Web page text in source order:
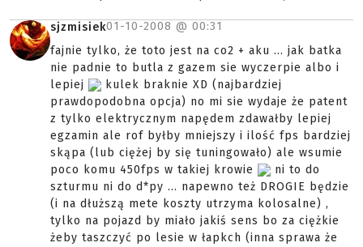
sjzmisiek01-10-2008 @ 00:31
fajnie tylko, że toto jest na co2 + aku ... jak batka
nie padnie to butla z gazem sie wyczerpie albo i
lepiej
kulek braknie XD (najbardziej
prawdopodobna opcja) no mi sie wydaje że patent
z tylko elektrycznym napędem zdawałby lepiej
egzamin ale rof byłby mniejszy i ilość fps bardziej
skąpa (lub ciężej by się tuningowało) ale wsumie
poco komu 450fps w takiej krowie
ni to do
szturmu ni do d*py ... napewno też DROGIE będzie
(i na dłuższą mete koszty utrzyma kolosalne) ,
tylko na pojazd by miało jakiś sens bo za ciężkie
żeby taszczyć po lesie w łapkch (inna sprawa że